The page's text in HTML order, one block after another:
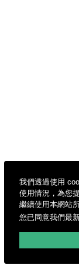
我們透過使用
使用情況，為您
繼續使用本網站
您已同意我們最